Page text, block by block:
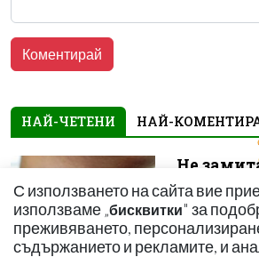
НАЙ-ЧЕТЕНИ НАЙ-
Не
С използването на сайта вие
използваме „бисквитки" за
преживяването,
съдържанието и рекламите, и